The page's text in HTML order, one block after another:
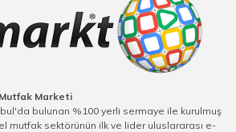
Marketi
bulunan %100 yerli sermaye ile kurulmuş
mutfak sektörünün ilk ve lider uluslararası e-